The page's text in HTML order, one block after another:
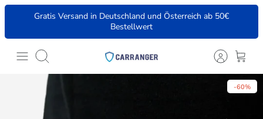
Inhalt
Gratis Versand in Deutschland und Österreich ab 50€
Bestellwert
Suchen
-60%